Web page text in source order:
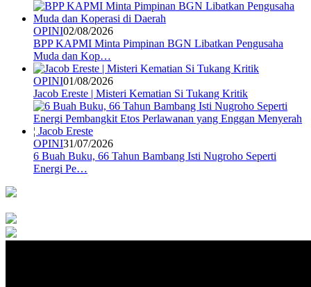
OPINI02/08/2026
BPP KAPMI Minta Pimpinan BGN Libatkan Pengusaha
Muda dan Kop…
OPINI01/08/2026
Jacob Ereste | Misteri Kematian Si Tukang Kritik
OPINI31/07/2026
6 Buah Buku, 66 Tahun Bambang Isti Nugroho Seperti
Energi Pe…